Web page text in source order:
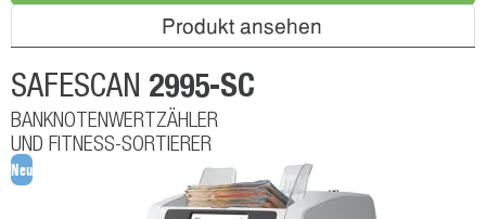
Produkt ansehen
SAFESCAN 2995-SC
BANKNOTENWERTZÄHLER
UND FITNESS-SORTIERER
Neu